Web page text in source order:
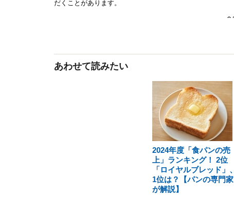
あわせて読みたい
2024年度「食パンの売
上」ランキング！ 2位
「ロイヤルブレッド」、
1位は？【パンの専門家
が解説】